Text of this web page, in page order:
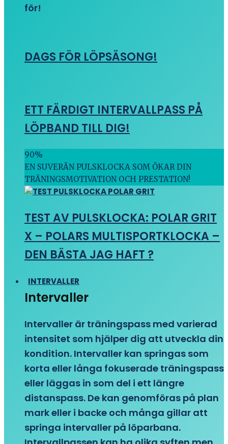
för!
DAGS FÖR LÖPSÄSONG!
ETT FÄRDIGT INTERVALLPASS PÅ
LÖPBAND TILL DIG!
90%
EN SUVERÄN PULSKLOCKA SOM ÖKAR DIN
TRÄNINGSMOTIVATION OCH PRESTATION!
TEST AV PULSKLOCKA: POLAR GRIT
X – POLARS MULTISPORTKLOCKA –
DEN BÄSTA JAG HAFT ?
INTERVALLER
Intervaller
Intervaller är träningspass med varierad
intensitet som hjälper dig att utveckla din
kondition. Intervaller kan springas som
korta eller långa fokuserade träningspass
eller läggas in som del i ett längre
distanspass. De kan genomföras på plan
mark eller i backe och många gillar att
springa intervaller på löparbana.